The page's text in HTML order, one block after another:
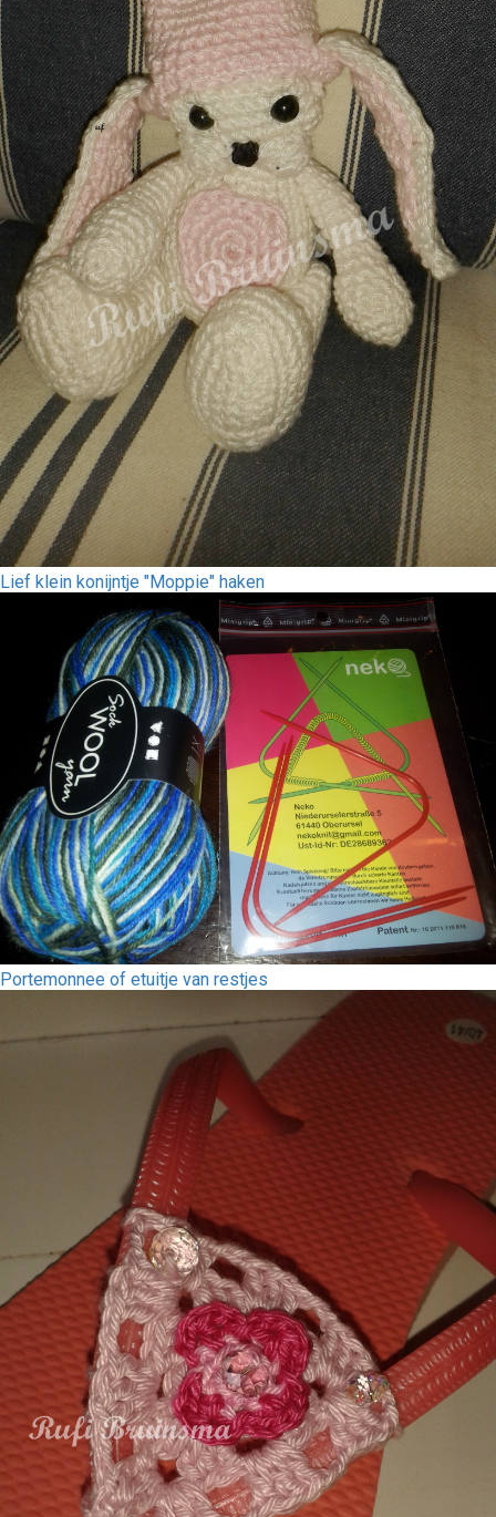
Lief klein konijntje "Moppie" haken
Portemonnee of etuitje van restjes